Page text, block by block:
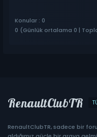
Konular : 0
0 (Günlük ortalama 0 |
RenaultClubTR
RenaultClubTR, sadece bir